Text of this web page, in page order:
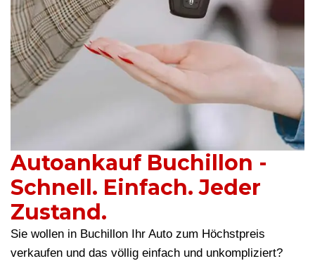
Autoankauf Buchillon -
Schnell. Einfach. Jeder
Zustand.
Sie wollen in Buchillon Ihr Auto zum Höchstpreis
verkaufen und das völlig einfach und unkompliziert?